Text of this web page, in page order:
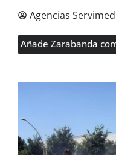
Agencias
Añade Zarabanda